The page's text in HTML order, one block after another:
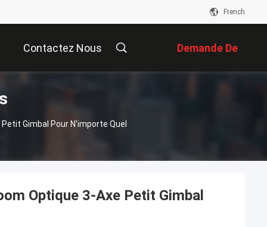
French
Contactez Nous Demande De
Soumission
Gimbal Pour N'importe Quel
Optique 3-Axe Petit Gimbal